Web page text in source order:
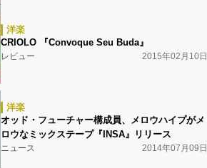
洋楽
CRIOLO 『Convoque Seu Buda』
レビュー 2015年02月10日
洋楽
オッド・フューチャー構成員、メロウハイプがメ
ロウなミックステープ『INSA』リリース
ニュース 2014年07月09日